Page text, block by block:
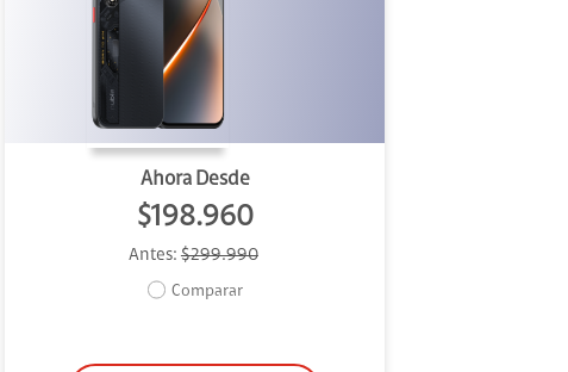
Ahora Desde
$198.960
Antes: $299.990
Comparar